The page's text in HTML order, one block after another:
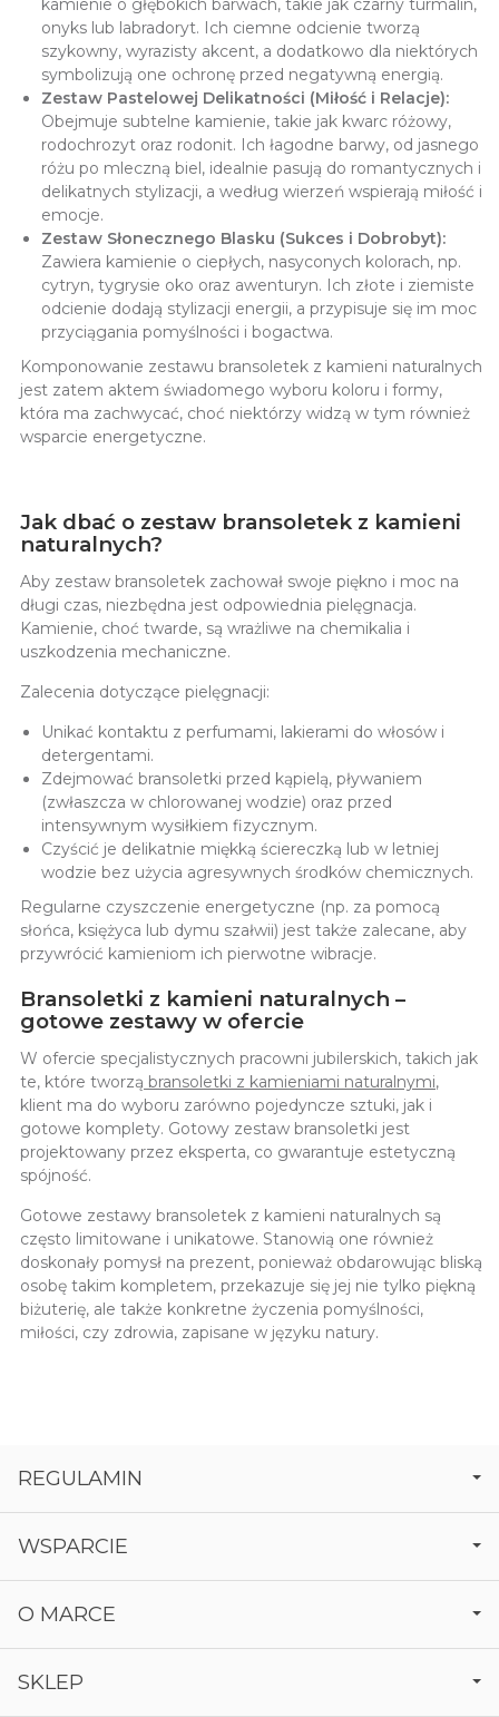
kamienie o głębokich barwach, takie jak czarny turmalin,
onyks lub labradoryt. Ich ciemne odcienie tworzą
szykowny, wyrazisty akcent, a dodatkowo dla niektórych
symbolizują one ochronę przed negatywną energią.
Zestaw Pastelowej Delikatności (Miłość i Relacje):
Obejmuje subtelne kamienie, takie jak kwarc różowy,
rodochrozyt oraz rodonit. Ich łagodne barwy, od jasnego
różu po mleczną biel, idealnie pasują do romantycznych i
delikatnych stylizacji, a według wierzeń wspierają miłość i
emocje.
Zestaw Słonecznego Blasku (Sukces i Dobrobyt):
Zawiera kamienie o ciepłych, nasyconych kolorach, np.
cytryn, tygrysie oko oraz awenturyn. Ich złote i ziemiste
odcienie dodają stylizacji energii, a przypisuje się im moc
przyciągania pomyślności i bogactwa.
Komponowanie zestawu bransoletek z kamieni naturalnych
jest zatem aktem świadomego wyboru koloru i formy,
która ma zachwycać, choć niektórzy widzą w tym również
wsparcie energetyczne.
Jak dbać o zestaw bransoletek z kamieni
naturalnych?
Aby zestaw bransoletek zachował swoje piękno i moc na
długi czas, niezbędna jest odpowiednia pielęgnacja.
Kamienie, choć twarde, są wrażliwe na chemikalia i
uszkodzenia mechaniczne.
Zalecenia dotyczące pielęgnacji:
Unikać kontaktu z perfumami, lakierami do włosów i
detergentami.
Zdejmować bransoletki przed kąpielą, pływaniem
(zwłaszcza w chlorowanej wodzie) oraz przed
intensywnym wysiłkiem fizycznym.
Czyścić je delikatnie miękką ściereczką lub w letniej
wodzie bez użycia agresywnych środków chemicznych.
Regularne czyszczenie energetyczne (np. za pomocą
słońca, księżyca lub dymu szałwii) jest także zalecane, aby
przywrócić kamieniom ich pierwotne wibracje.
Bransoletki z kamieni naturalnych –
gotowe zestawy w ofercie
W ofercie specjalistycznych pracowni jubilerskich, takich jak
te, które tworzą bransoletki z kamieniami naturalnymi,
klient ma do wyboru zarówno pojedyncze sztuki, jak i
gotowe komplety. Gotowy zestaw bransoletki jest
projektowany przez eksperta, co gwarantuje estetyczną
spójność.
Gotowe zestawy bransoletek z kamieni naturalnych są
często limitowane i unikatowe. Stanowią one również
doskonały pomysł na prezent, ponieważ obdarowując bliską
osobę takim kompletem, przekazuje się jej nie tylko piękną
biżuterię, ale także konkretne życzenia pomyślności,
miłości, czy zdrowia, zapisane w języku natury.
REGULAMIN
WSPARCIE
O MARCE
SKLEP